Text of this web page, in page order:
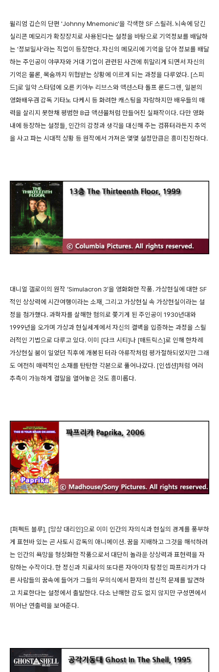
윌리엄 깁슨의 단편 'Johnny Mnemonic'을 각색한 SF 스릴러. 뇌속에 담긴
실리콘 메모리가 확장장치로 사용된다는 설정을 바탕으로 기억정보를 배달하
는 '정보밀사'라는 직업이 등장한다. 자신의 메모리에 기억을 담아 정보를 배달
하는 주인공이 야쿠자와 거대 기업이 관련된 사건에 휘말리게 되면서 자신의
기억은 물론, 목숨까지 위협받는 상황에 이르게 되는 과정을 다루었다. [스피
드]로 일약 스타덤에 오른 키아누 리브스와 액션스타 돌프 룬드그렌, 일본의
영화배우겸 감독 기타노 다케시 등 화려한 캐스팅을 자랑하지만 배우들의 매
력을 살리지 못한채 평범한 B급 액션물처럼 만들어진 실패작이다. 다만 영화
내에 등장하는 설정들, 인간의 감정과 생각을 대신해 주는 컴퓨터라든지 추억
을 사고 파는 시대적 상황 등 원작에서 가져온 몇몇 설정만큼은 흥미진진하다.
대니얼 갤로이의 원작 ‘Simulacron 3’을 영화화한 작품. 가상현실에 대한 SF
적인 상상력에 시간여행이라는 소재, 그리고 가상현실 속 가상현실이라는 설
정을 첨가했다. 과학자를 살해한 혐의로 쫓기게 된 주인공이 1930년대와
1999년을 오가며 가상과 현실세계에서 자신의 결백을 입증하는 과정을 스릴
러적인 기법으로 다루고 있다. 이미 [다크 시티]나 [매트릭스]로 인해 한차례
가상현실 붐이 일었던 직후에 개봉된 터라 아류작처럼 평가절하되었지만 그래
도 여전히 매력적인 소재를 탄탄한 각본으로 풀어나갔다. [인셉션]처럼 여러
추측이 가능하게 결말을 열어놓은 것도 흥미롭다.
[퍼펙트 블루], [망상 대리인]으로 이미 인간의 자의식과 현실의 경계를 풍부하
게 표현바 있는 곤 사토시 감독의 애니메이션. 꿈을 지배하고 그것을 해석하려
는 인간의 욕망을 형상화한 작품으로서 대단히 놀라운 상상력과 표현력을 자
랑하는 수작이다. 한 정신과 치료사의 또다른 자아이자 탐정인 파프리카가 다
른 사람들의 꿈속에 들어가 그들의 무의식에서 환자의 정신적 문제를 발견하
고 치료한다는 설정에서 출발한다. 다소 난해한 감도 없지 않지만 구성면에서
뛰어난 연출력을 보여준다.